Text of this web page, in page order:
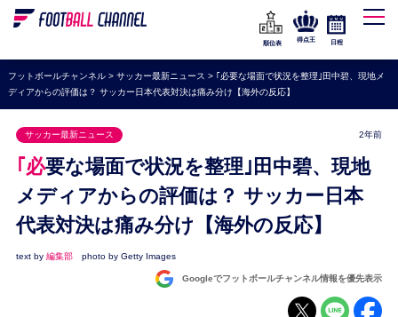
WEリーグ
海外サッカー
プレミアリーグ
ラ・リーガ
セリエA
ブンデスリーガ
UEFA
ナショナルチーム
順位表
得点王 日程
フットボールチャンネル> サッカー最新ニュース > ｢必要な場面で状況を整理｣田中碧、現地メ
ディアからの評価は？ サッカー日本代表対決は痛み分け【海外の反応】
サッカー最新ニュース 2年前
｢必要な場面で状況を整理｣田中碧、現地
メディアからの評価は？ サッカー日本
代表対決は痛み分け【海外の反応】
text by 編集部 photo by Getty Images
Googleでフットボールチャンネル情報を優先表示